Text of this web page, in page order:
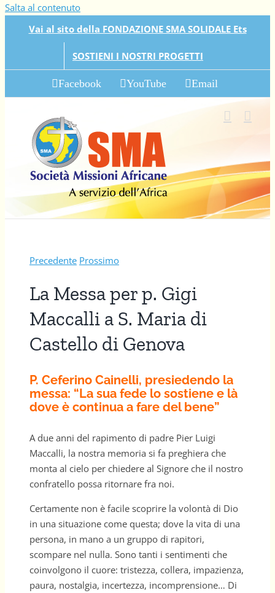
Salta al contenuto
Vai al sito della FONDAZIONE SMA SOLIDALE Ets
SOSTIENI I NOSTRI PROGETTI
Facebook YouTube Email
Precedente Prossimo
La Messa per p. Gigi
Maccalli a S. Maria di
Castello di Genova
P. Ceferino Cainelli, presiedendo la
messa: “La sua fede lo sostiene e là
dove è continua a fare del bene”
A due anni del rapimento di padre Pier Luigi
Maccalli, la nostra memoria si fa preghiera che
monta al cielo per chiedere al Signore che il nostro
confratello possa ritornare fra noi.
Certamente non è facile scoprire la volontà di Dio
in una situazione come questa; dove la vita di una
persona, in mano a un gruppo di rapitori,
scompare nel nulla. Sono tanti i sentimenti che
coinvolgono il cuore: tristezza, collera, impazienza,
paura, nostalgia, incertezza, incomprensione… Di